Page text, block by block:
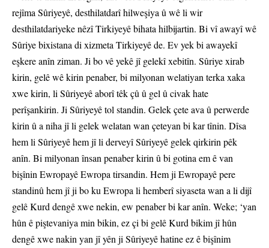
rejîma Sûriyeyê, desthilatdarî hilweşiya û wê li wir
desthilatdariyeke nêzî Tirkiyeyê bihata hilbijartin. Bi vî awayî wê
Sûriye bixistana di xizmeta Tirkiyeyê de. Ev yek bi awayekî
eşkere anîn ziman. Ji bo vê yekê jî gelekî xebitîn. Sûriye xirab
kirin, gelê wê kirin penaber, bi milyonan welatiyan terka xaka
xwe kirin, li Sûriyeyê aborî têk çû û gel û civak hate
perîşankirin. Ji Sûriyeyê tol standin. Gelek çete ava û perwerde
kirin û a niha jî li gelek welatan wan çeteyan bi kar tînin. Dîsa
hem li Sûriyeyê hem jî li derveyî Sûriyeyê gelek qirkirin pêk
anîn. Bi milyonan însan penaber kirin û bi gotina em ê van
bişînin Ewropayê Ewropa tirsandin. Hem ji Ewropayê pere
standinû hem jî ji bo ku Ewropa li hemberî siyaseta wan a li dijî
gelê Kurd dengê xwe nekin, ew penaber bi kar anîn. Weke; ‘yan
hûn ê piştevaniya min bikin, ez çi bi gelê Kurd bikim jî hûn
dengê xwe nakin yan jî yên ji Sûriyeyê hatine ez ê bişînim